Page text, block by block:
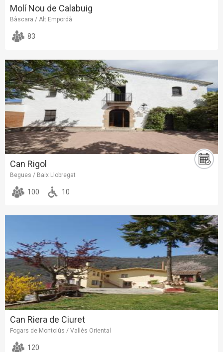
Molí Nou de Calabuig
Bàscara / Alt Empordà
83
Can Rigol
Begues / Baix Llobregat
100 10
Can Riera de Ciuret
Fogars de Montclús / Vallès Oriental
120